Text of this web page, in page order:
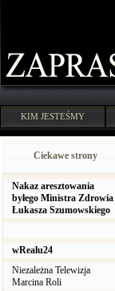
KIM JESTEŚMY
Ciekawe strony
Nakaz aresztowania
byłego Ministra Zdrowia
Łukasza Szumowskiego
wRealu24
Niezależna Telewizja
Marcina Roli